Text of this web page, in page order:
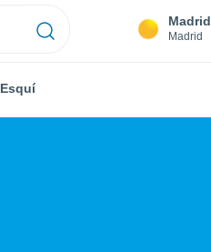
Madrid
Madrid
Esquí